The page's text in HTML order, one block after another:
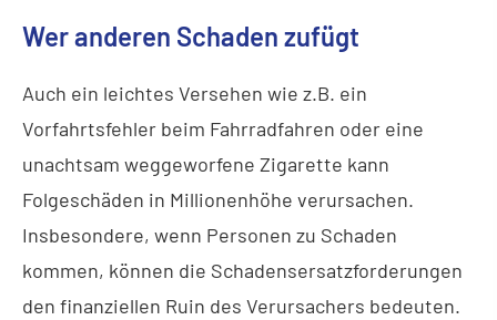
Wer anderen Schaden zufügt
Auch ein leichtes Versehen wie z.B. ein
Vorfahrtsfehler beim Fahrradfahren oder eine
unachtsam weggeworfene Zigarette kann
Folgeschäden in Millionenhöhe verursachen.
Insbesondere, wenn Per­sonen zu Schaden
kommen, können die Schadensersatzforderungen
den finanziellen Ruin des Verursachers bedeuten.